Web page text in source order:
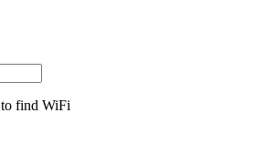
to find WiFi